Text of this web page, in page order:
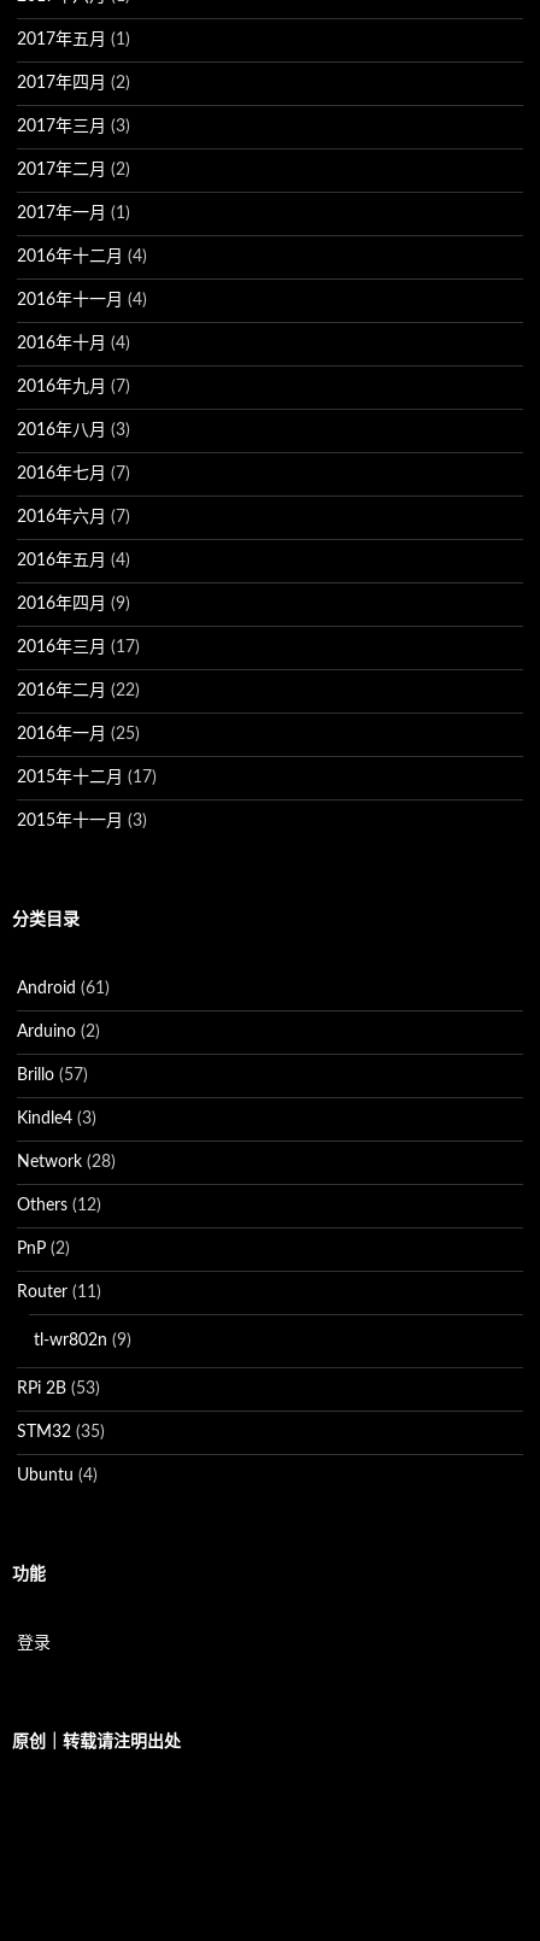
2017年五月 (1)
2017年四月 (2)
2017年三月 (3)
2017年二月 (2)
2017年一月 (1)
2016年十二月 (4)
2016年十一月 (4)
2016年十月 (4)
2016年九月 (7)
2016年八月 (3)
2016年七月 (7)
2016年六月 (7)
2016年五月 (4)
2016年四月 (9)
2016年三月 (17)
2016年二月 (22)
2016年一月 (25)
2015年十二月 (17)
2015年十一月 (3)
分类目录
Android (61)
Arduino (2)
Brillo (57)
Kindle4 (3)
Network (28)
Others (12)
PnP (2)
Router (11)
tl-wr802n (9)
RPi 2B (53)
STM32 (35)
Ubuntu (4)
功能
登录
原创｜转载请注明出处